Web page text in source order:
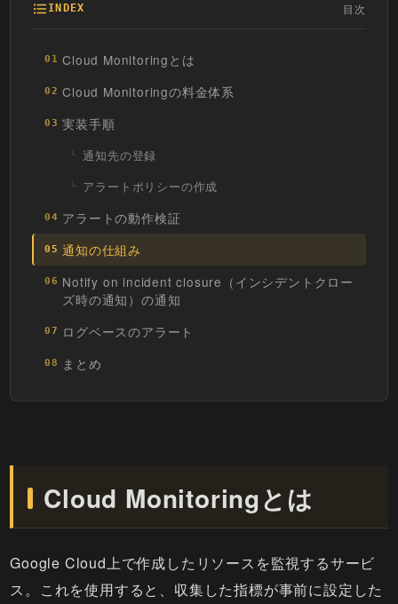
INDEX 目次
01 Cloud Monitoringとは
02 Cloud Monitoringの料金体系
03 実装手順
通知先の登録
アラートポリシーの作成
04 アラートの動作検証
05 通知の仕組み
06 Notify on incident closure（インシデントクロー
ズ時の通知）の通知
07 ログベースのアラート
08 まとめ
Cloud Monitoringとは
Google Cloud上で作成したリソースを監視するサービ
ス。これを使用すると、収集した指標が事前に設定した